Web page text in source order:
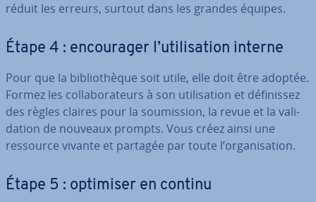
réduit les erreurs, surtout dans les grandes équipes.
Étape 4 : en­cou­ra­ger l’uti­li­sa­tion interne
Pour que la bi­blio­thèque soit utile, elle doit être adoptée.
Formez les col­la­bo­ra­teurs à son uti­li­sa­tion et dé­fi­nis­sez
des règles claires pour la sou­mis­sion, la revue et la va­li­
da­tion de nouveaux prompts. Vous créez ainsi une
ressource vivante et partagée par toute l’or­ga­ni­sa­tion.
Étape 5 : optimiser en continu